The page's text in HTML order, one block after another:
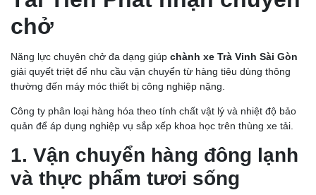
chở
Năng lực chuyên chở đa dạng giúp chành xe Trà Vinh Sài Gòn
giải quyết triệt để nhu cầu vận chuyển từ hàng tiêu dùng thông
thường đến máy móc thiết bị công nghiệp nặng.
Công ty phân loại hàng hóa theo tính chất vật lý và nhiệt độ bảo
quản để áp dụng nghiệp vụ sắp xếp khoa học trên thùng xe tải.
1. Vận chuyển hàng đông lạnh
và thực phẩm tươi sống